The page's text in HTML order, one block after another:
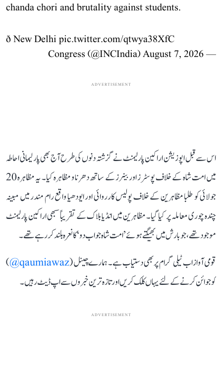
chanda chori and brutality against students.
ð New Delhi pic.twitter.com/qtwya38XfC
— Congress (@INCIndia)
August 7, 2026
ADVERTISEMENT
اس سے قبل اپوزیشن اراکین پارلیمنٹ نے گزشتہ دنوں کی طرح آج بھی پارلیمانی احاطہ
میں امت شاہ کے خلاف پوسٹرز اور بینرز کے ساتھ دھرنا و مظاہرہ کیا۔ یہ مظاہرہ 20
جولائی کو طلبا مظاہرین کے خلاف پولیس کارروائی اور ایودھیا واقع رام مندر میں مبینہ
چندہ چوری معاملہ پر کیا گیا۔ مظاہرین میں انڈیا بلاک کے تقریباً سبھی اراکین پارلیمنٹ
موجود تھے، جو بارش میں بھیگتے ہوئے ’امت شاہ جواب دو‘ کا نعرہ بلند کر رہے تھے۔
قومی آواز اب ٹیلی گرام پر بھی دستیاب ہے۔ ہمارے چینل (qaumiawaz@
)
کو جوائن کرنے کے لئے یہاں کلک کریں اور تازہ ترین خبروں سے اپ ڈیٹ رہیں۔
ADVERTISEMENT